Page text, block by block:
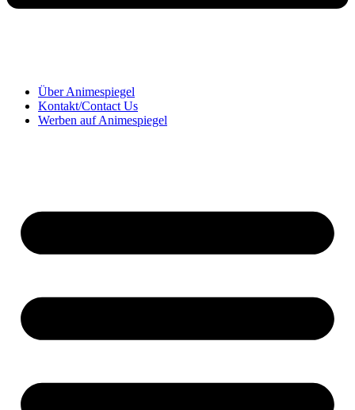
Über Animespiegel
Kontakt/Contact Us
Werben auf Animespiegel